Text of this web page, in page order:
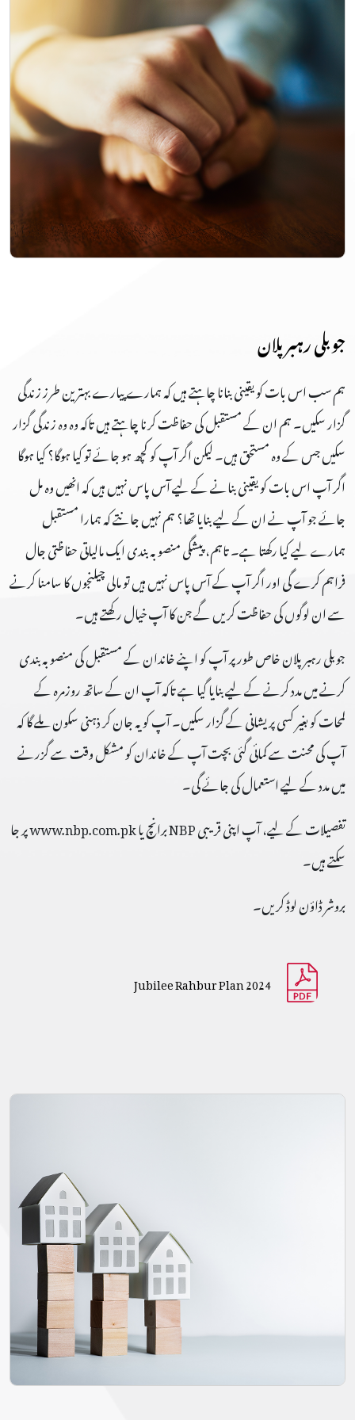
جوبلی رہبر پلان
ہم سب اس بات کو یقینی بنانا چاہتے ہیں کہ ہمارے پیارے بہترین طرز زندگی
گزار سکیں۔ ہم ان کے مستقبل کی حفاظت کرنا چاہتے ہیں تاکہ وہ وہ زندگی گزار
سکیں جس کے وہ مستحق ہیں۔ لیکن اگر آپ کو کچھ ہو جائے تو کیا ہوگا؟ کیا ہوگا
اگر آپ اس بات کو یقینی بنانے کے لیے آس پاس نہیں ہیں کہ انھیں وہ مل
جائے جو آپ نے ان کے لیے بنایا تھا؟ ہم نہیں جانتے کہ ہمارا مستقبل
ہمارے لیے کیا رکھتا ہے۔ تاہم، پیشگی منصوبہ بندی ایک مالیاتی حفاظتی جال
فراہم کرے گی اور اگر آپ کے آس پاس نہیں ہیں تو مالی چیلنجوں کا سامنا کرنے
سے ان لوگوں کی حفاظت کریں گے جن کا آپ خیال رکھتے ہیں۔
جوبلی رہبر پلان خاص طور پر آپ کو اپنے خاندان کے مستقبل کی منصوبہ بندی
کرنے میں مدد کرنے کے لیے بنایا گیا ہے تاکہ آپ ان کے ساتھ روزمرہ کے
لمحات کو بغیر کسی پریشانی کے گزار سکیں۔ آپ کو یہ جان کر ذہنی سکون ملے گا کہ
آپ کی محنت سے کمائی گئی بچت آپ کے خاندان کو مشکل وقت سے گزرنے
میں مدد کے لیے استعمال کی جائے گی۔
تفصیلات کے لیے، آپ اپنی قریبی NBP برانچ یا www.nbp.com.pk پر جا
سکتے ہیں۔
بروشر ڈاؤن لوڈ کریں۔
Jubilee Rahbur Plan 2024